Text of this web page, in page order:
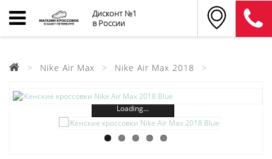
Дисконт №1
в России
Nike Air Max Nike Air Max 2018
Loading...